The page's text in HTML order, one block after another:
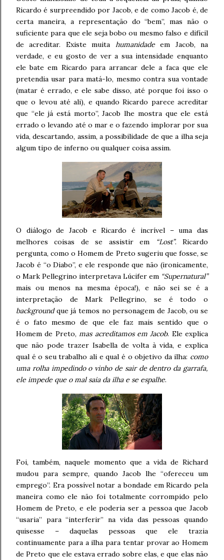
Ricardo é surpreendido por Jacob, e de como Jacob é, de
certa maneira, a representação do “bem”, mas não o
suficiente para que ele seja bobo ou mesmo falso e difícil
de acreditar. Existe muita humanidadeem Jacob, na
verdade, e eu gosto de ver a sua intensidade enquanto
ele bate em Ricardo para arrancar dele a faca que ele
pretendia usar para matá-lo, mesmo contra sua vontade
(matar é errado, e ele sabe disso, até porque foi isso o
que o levou até ali), e quando Ricardo parece acreditar
que “ele já está morto”, Jacob lhe mostra que ele está
errado o levando até o mar e o fazendo implorar por sua
vida, descartando, assim, a possibilidade de que a ilha seja
algum tipo de inferno ou qualquer coisa assim.
O diálogo de Jacob e Ricardo é incrível – uma das
melhores coisas de se assistir em
“Lost”. Ricardo
pergunta, como o Homem de Preto sugeriu que fosse, se
Jacob é “o Diabo”, e ele responde que não (ironicamente,
o Mark Pellegrino interpretava Lúcifer em “Supernatural”
mais ou menos na mesma época!), e não sei se é a
interpretação de Mark Pellegrino, se é todo o
backgroundque já temos no personagem de Jacob, ou se
é o fato mesmo de que ele faz mais sentido que o
Homem de Preto,mas acreditamos em Jacob. Ele explica
que não pode trazer Isabella de volta à vida, e explica
qual é o seu trabalho ali e qual é o objetivo da ilha: como
uma rolha impedindo o vinho de sair de dentro da garrafa,
ele impede que o mal saia da ilha e se espalhe.
Foi, também, naquele momento que a vida de Richard
mudou para sempre, quando Jacob lhe “ofereceu um
emprego”. Era possível notar a bondade em Ricardo pela
maneira como ele não foi totalmente corrompido pelo
Homem de Preto, e ele poderia ser a pessoa que Jacob
“usaria” para “interferir” na vida das pessoas quando
quisesse – daquelas pessoas que ele trazia
continuamente para a ilha para tentar provar ao Homem
de Preto que ele estava errado sobre elas, e que elas não